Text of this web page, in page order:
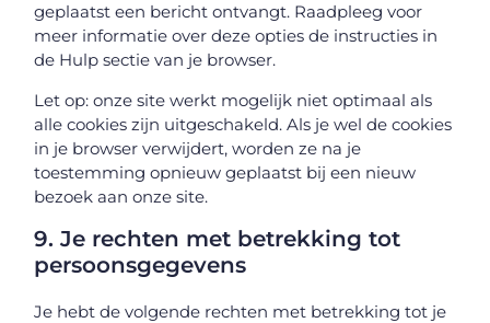
geplaatst een bericht ontvangt. Raadpleeg voor
meer informatie over deze opties de instructies in
de Hulp sectie van je browser.
Let op: onze site werkt mogelijk niet optimaal als
alle cookies zijn uitgeschakeld. Als je wel de cookies
in je browser verwijdert, worden ze na je
toestemming opnieuw geplaatst bij een nieuw
bezoek aan onze site.
9. Je rechten met betrekking tot
persoonsgegevens
Je hebt de volgende rechten met betrekking tot je